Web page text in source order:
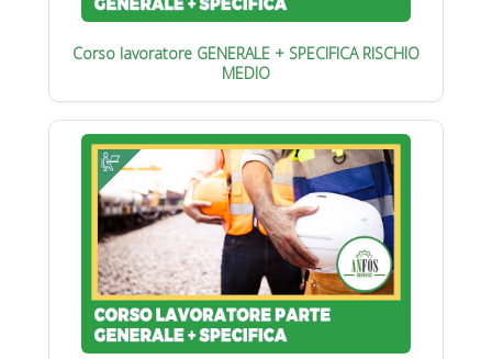
Corso lavoratore GENERALE + SPECIFICA RISCHIO
MEDIO